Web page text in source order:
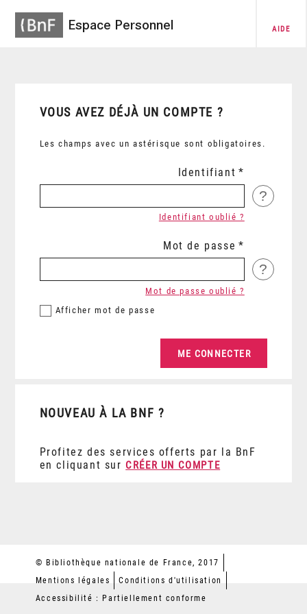
Espace Personnel AIDE
VOUS AVEZ DÉJÀ UN COMPTE ?
Les champs avec un astérisque sont obligatoires.
Identifiant
?
Identifiant oublié ?
Mot de passe
?
Afficher mot de passe
Mot de passe oublié ?
NOUVEAU À LA BNF ?
Profitez des services offerts par la BnF
en cliquant sur CRÉER UN COMPTE
© Bibliothèque nationale de France, 2017
Mentions légales
Conditions d'utilisation
Accessibilité : Partiellement conforme